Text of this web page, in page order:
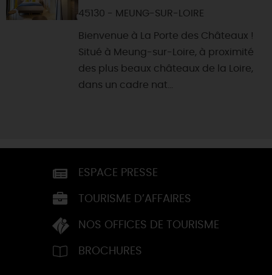
45130 - MEUNG-SUR-LOIRE
Bienvenue à La Porte des Châteaux !
Situé à Meung-sur-Loire, à proximité
des plus beaux châteaux de la Loire,
dans un cadre nat...
ESPACE PRESSE
TOURISME D’AFFAIRES
NOS OFFICES DE TOURISME
BROCHURES